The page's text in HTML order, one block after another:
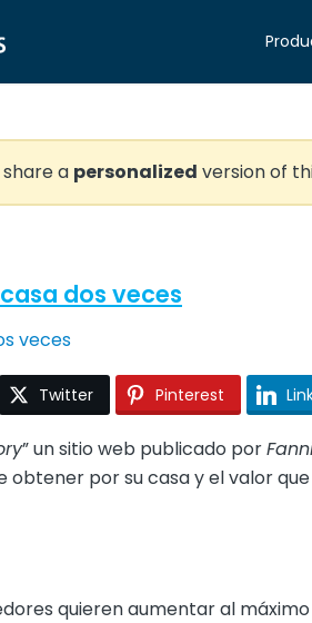
a personalized version of
dos veces
Twitter Pinterest
” un sitio web publicado por
por su casa y el valor
quieren aumentar al